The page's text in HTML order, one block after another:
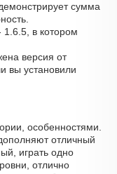
сумма
в котором
версия от
вы установили
особенностями.
отличный
играть одно
отлично